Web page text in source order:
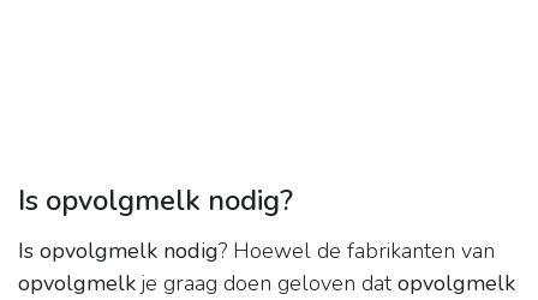
Is opvolgmelk nodig?
Is opvolgmelk nodig? Hoewel de fabrikanten van
opvolgmelk je graag doen geloven datopvolgmelk